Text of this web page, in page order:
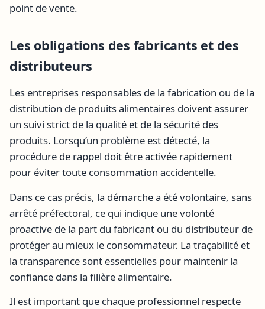
point de vente.
Les obligations des fabricants et des
distributeurs
Les entreprises responsables de la fabrication ou de la
distribution de produits alimentaires doivent assurer
un suivi strict de la qualité et de la sécurité des
produits. Lorsqu’un problème est détecté, la
procédure de rappel doit être activée rapidement
pour éviter toute consommation accidentelle.
Dans ce cas précis, la démarche a été volontaire, sans
arrêté préfectoral, ce qui indique une volonté
proactive de la part du fabricant ou du distributeur de
protéger au mieux le consommateur. La traçabilité et
la transparence sont essentielles pour maintenir la
confiance dans la filière alimentaire.
Il est important que chaque professionnel respecte